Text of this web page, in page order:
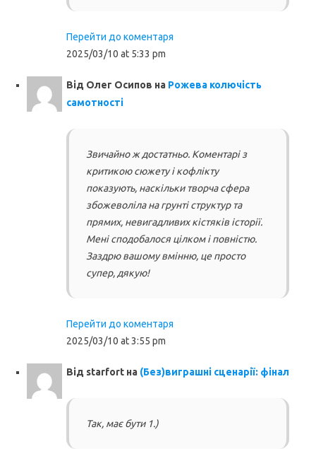
Перейти до коментаря
2025/03/10 at 5:33 pm
Від Олег Осипов на Рожева колючість
самотності
Звичайно ж достатньо. Коментарі з
критикою сюжету і кофлікту
показують, наскільки творча сфера
збожеволіла на грунті структур та
прямих, невигадливих кістяків історії.
Мені сподобалося цілком і повністю.
Заздрю вашому вмінню, це просто
супер, дякую!
Перейти до коментаря
2025/03/10 at 3:55 pm
Від starfortна (Без)виграшні сценарії: фінал
Так, має бути 1.)